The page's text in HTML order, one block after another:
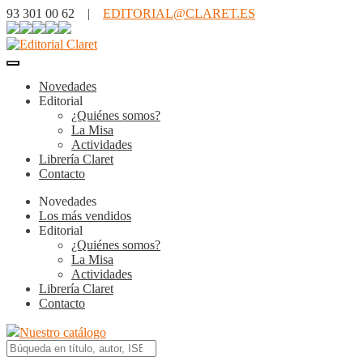
93 301 00 62 | EDITORIAL@CLARET.ES
Novedades
Editorial
¿Quiénes somos?
La Misa
Actividades
Librería Claret
Contacto
Novedades
Los más vendidos
Editorial
¿Quiénes somos?
La Misa
Actividades
Librería Claret
Contacto
Nuestro catálogo